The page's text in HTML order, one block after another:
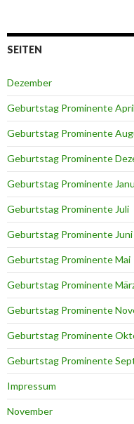
SEITEN
Dezember
Geburtstag Prominente April
Geburtstag Prominente
Geburtstag Prominente
Geburtstag Prominente
Geburtstag Prominente Juli
Geburtstag Prominente Juni
Geburtstag Prominente Mai
Geburtstag Prominente
Geburtstag Prominente
Geburtstag Prominente
Geburtstag Prominente
Impressum
November